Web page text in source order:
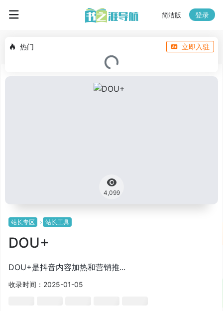
简洁版 登录
热门 立即入驻
4,099
站长专区 站长工具
DOU+
DOU+是抖音内容加热和营销推...
收录时间：2025-01-05